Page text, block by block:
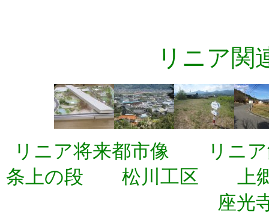
リニア関
リニア将来都市像 リニ
条上の段 松川工区 上
座光